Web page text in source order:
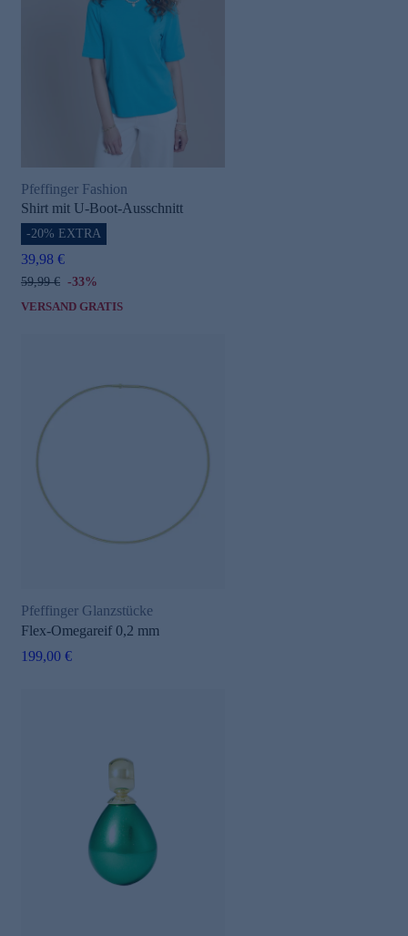
Pfeffinger Fashion
Shirt mit U-Boot-Ausschnitt
-20% EXTRA
39,98 €
59,99 € -33%
VERSAND GRATIS
Pfeffinger Glanzstücke
Flex-Omegareif 0,2 mm
199,00 €